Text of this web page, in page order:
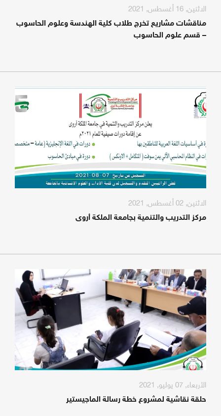
الاثنين, 16 أغسطس, 2021
مناقشات مشاريع تخرج طلاب كلية الهندسة وعلوم الحاسوب
– قسم علوم الحاسوب
الاثنين, 02 أغسطس, 2021
مركز التدريب والتنمية بجامعة الملكة أروى
الأربعاء, 07 يوليو, 2021
حلقة نقاشية لمشروع خطة رسالة الماجيستير